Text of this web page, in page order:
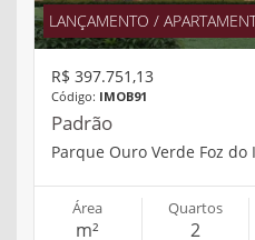
LANÇAMENTO /
R$ 397.751,13
Código: IMOB91
Padrão
Parque Ouro Verde Foz do
Área
m²
Quartos
2